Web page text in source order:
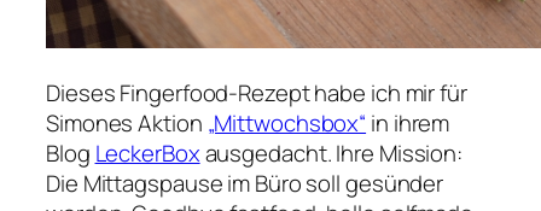
Dieses Fingerfood-Rezept habe ich mir für
Simones Aktion „Mittwochsbox“ in ihrem
Blog LeckerBoxausgedacht. Ihre Mission:
Die Mittagspause im Büro soll gesünder